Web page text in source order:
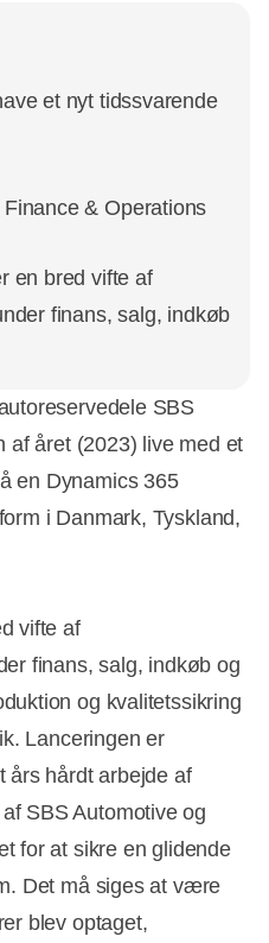
et nyt tidssvarende
& Operations
en bred vifte af
finans, salg, indkøb
SBS
af året (2023) live med et
en Dynamics 365
i Danmark, Tyskland,
vifte af
finans, salg, indkøb og
og kvalitetssikring
Lanceringen er
års hårdt arbejde af
SBS Automotive og
for at sikre en glidende
Det må siges at være
blev optaget,